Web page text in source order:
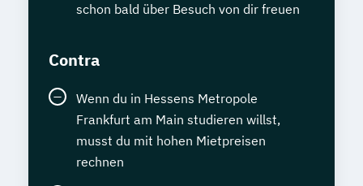
schon bald über Besuch von dir freuen
Contra
Wenn du in Hessens Metropole
Frankfurt am Main studieren willst,
musst du mit hohen Mietpreisen
rechnen